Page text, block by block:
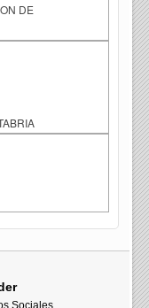
DE
Sociales